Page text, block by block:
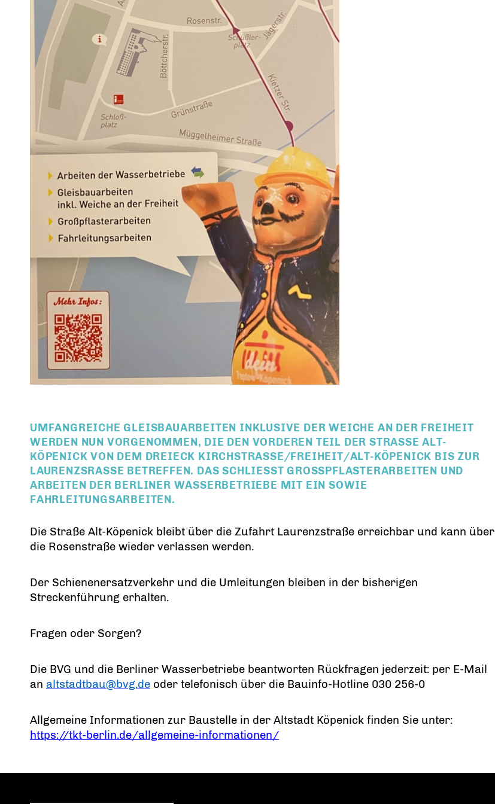
UMFANGREICHE GLEISBAUARBEITEN INKLUSIVE DER WEICHE AN DER FREIHEIT
WERDEN NUN VORGENOMMEN, DIE DEN VORDEREN TEIL DER STRASSE ALT-K
ÖPENICK VON DEM DREIECK KIRCHSTRASSE/FREIHEIT/ALT-KÖPENICK BIS ZUR LA
URENZSRASSE BETREFFEN. DAS SCHLIESST GROSSPFLASTERARBEITEN UND ARBEI
TEN DER BERLINER WASSERBETRIEBE MIT EIN SOWIE FAHRL
EITUNGSARBEITEN.
Die Straße Alt-Köpenick bleibt über die Zufahrt Laurenzstraße erreichbar und kann über
die Rosenstraße wieder verlassen werden.
Der Schienenersatzverkehr und die Umleitungen bleiben in der bisherigen
Streckenführung erhalten.
Fragen oder Sorgen?
Die BVG und die Berliner Wasserbetriebe beantworten Rückfragen jederzeit: per E-Mail
an altstadtbau@bvg.de oder telefonisch über die Bauinfo-Hotline 030 256-0
Allgemeine Informationen zur Baustelle in der Altstadt Köpenick finden Sie unter:
https://tkt-berlin.de/allgemeine-informationen/